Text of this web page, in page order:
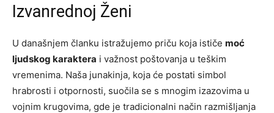
Izvanrednoj Ženi
U današnjem članku istražujemo priču koja ističe moć
ljudskog karaktera i važnost poštovanja u teškim
vremenima. Naša junakinja, koja će postati simbol
hrabrosti i otpornosti, suočila se s mnogim izazovima u
vojnim krugovima, gde je tradicionalni način razmišljanja